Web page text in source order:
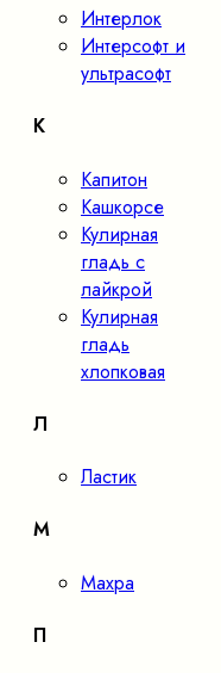
Интерлок
Интерсофт и
ультрасофт
К
Капитон
Кашкорсе
Кулирная
гладь с
лайкрой
Кулирная
гладь
хлопковая
Л
Ластик
М
Махра
П